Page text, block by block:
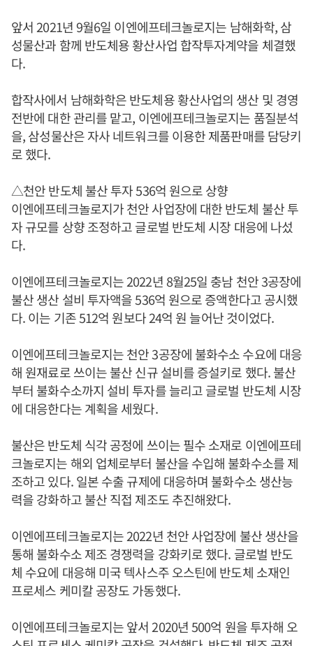
앞서 2021년 9월6일 이엔에프테크놀로지는 남해화학, 삼
성물산과 함께 반도체용 황산사업 합작투자계약을 체결했
다.
합작사에서 남해화학은 반도체용 황산사업의 생산 및 경영
전반에 대한 관리를 맡고, 이엔에프테크놀로지는 품질분석
을, 삼성물산은 자사 네트워크를 이용한 제품판매를 담당키
로 했다.
△천안 반도체 불산 투자 536억 원으로 상향
이엔에프테크놀로지가 천안 사업장에 대한 반도체 불산 투
자 규모를 상향 조정하고 글로벌 반도체 시장 대응에 나섰
다.
이엔에프테크놀로지는 2022년 8월25일 충남 천안 3공장에
불산 생산 설비 투자액을 536억 원으로 증액한다고 공시했
다. 이는 기존 512억 원보다 24억 원 늘어난 것이었다.
이엔에프테크놀로지는 천안 3공장에 불화수소 수요에 대응
해 원재료로 쓰이는 불산 신규 설비를 증설키로 했다. 불산
부터 불화수소까지 설비 투자를 늘리고 글로벌 반도체 시장
에 대응한다는 계획을 세웠다.
불산은 반도체 식각 공정에 쓰이는 필수 소재로 이엔에프테
크놀로지는 해외 업체로부터 불산을 수입해 불화수소를 제
조하고 있다. 일본 수출 규제에 대응하며 불화수소 생산능
력을 강화하고 불산 직접 제조도 추진해왔다.
이엔에프테크놀로지는 2022년 천안 사업장에 불산 생산을
통해 불화수소 제조 경쟁력을 강화키로 했다. 글로벌 반도
체 수요에 대응해 미국 텍사스주 오스틴에 반도체 소재인
프로세스 케미칼 공장도 가동했다.
이엔에프테크놀로지는 앞서 2020년 500억 원을 투자해 오